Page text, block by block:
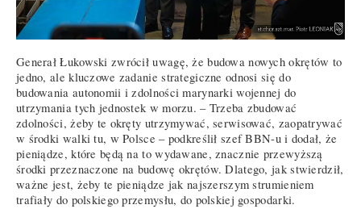
Generał Łukowski zwrócił uwagę, że budowa nowych okrętów to
jedno, ale kluczowe zadanie strategiczne odnosi się do
budowania autonomii i zdolności marynarki wojennej do
utrzymania tych jednostek w morzu. – Trzeba zbudować
zdolności, żeby te okręty utrzymywać, serwisować, zaopatrywać
w środki walki tu, w Polsce – podkreślił szef BBN-u i dodał, że
pieniądze, które będą na to wydawane, znacznie przewyższą
środki przeznaczone na budowę okrętów. Dlatego, jak stwierdził,
ważne jest, żeby te pieniądze jak najszerszym strumieniem
trafiały do polskiego przemysłu, do polskiej gospodarki.